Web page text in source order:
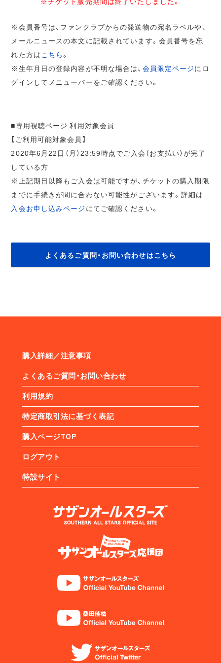
※会員番号は、ファンクラブからの発送物の宛名ラベルや、
メールニュースの本文に記載されています。会員番号を忘
れた方は こちら。
※生年月日の登録内容が不明な場合は、 会員限定ページにロ
グインしてメニューバーをご確認ください。
■専用視聴ページ 利用対象会員
【ご利用可能対象会員】
2020年6月22日（月）23:59時点でご入会（お支払い）が完了
している方
※上記期日以降もご入会は可能ですが、チケットの購入期限
までに手続きが間に合わない可能性がございます。詳細は
入会お申し込みページ にてご確認ください。
よくあるご質問・お問い合わせはこちら
購入詳細／注意事項
よくあるご質問・お問い合わせ
利用規約
特定商取引法に基づく表記
購入ページTOP
ログアウト
特設サイト